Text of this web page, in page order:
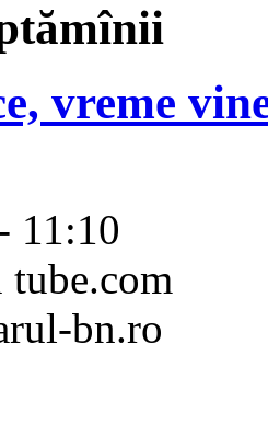
vreme
11:10
tube.com
bn.ro